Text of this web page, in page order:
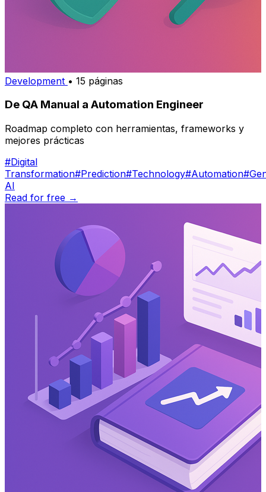
Development • 15 páginas
De QA Manual a Automation Engineer
Roadmap completo con herramientas, frameworks y
mejores prácticas
#Digital
Transformation#Prediction#Technology#Automation
AI
Read for free →